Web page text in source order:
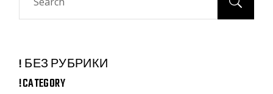
! БЕЗ РУБРИКИ
!CATEGORY